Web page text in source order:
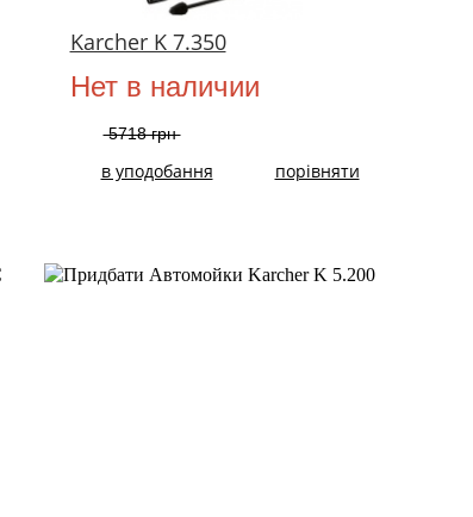
Karcher K 7.350
Нет в наличии
5718 грн
в уподобання порівняти